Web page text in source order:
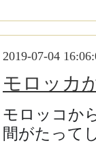
2019-07-04
モロッカ
モロッコか
間がたって